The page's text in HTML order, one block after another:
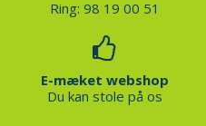
Ring: 98 19 00 51
E-mæket webshop
Du kan stole på os